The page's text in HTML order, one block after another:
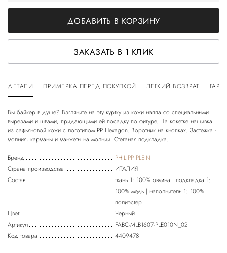
ДОБАВИТЬ В КОРЗИНУ
ЗАКАЗАТЬ В 1 КЛИК
ДЕТАЛИ ПРИМЕРКА ПЕРЕД ПОКУПКОЙ ЛЕГКИЙ ВОЗВРАТ
Вы байкер в душе? Взгляните на эту куртку из кожи наппа со специальными
вырезами и швами, придающими ей посадку по фигуре. На кокетке нашивка
из сафьяновой кожи с логотипом PP Hexagon. Воротник на кнопках. Застежка -
молния, карманы и манжеты на молнии. Стеганая подкладка.
Бренд
PHILIPP PLEIN
Страна производства
ИТАЛИЯ
Состав
ткань 1: 100% овчина | подкладка 1:
100% медь | наполнитель 1: 100%
полиэстер
Цвет
Черный
Артикул
FABC-MLB1607-PLE010N_02
Код товара
4409478